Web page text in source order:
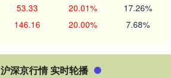
53.33 20.01% 17.26%
146.16 20.00% 7.68%
沪深京行情 实时轮播